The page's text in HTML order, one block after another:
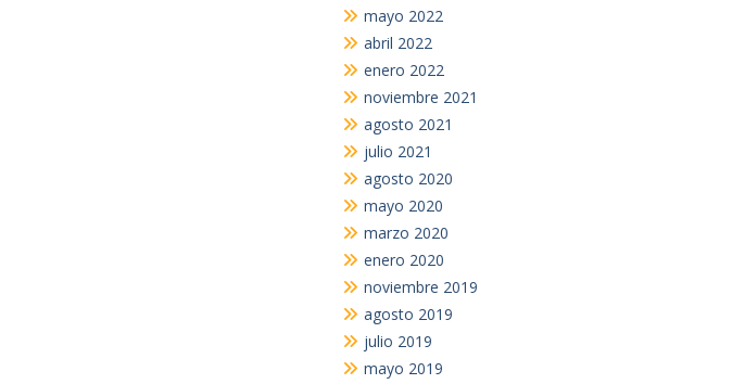
mayo 2022
abril 2022
enero 2022
noviembre 2021
agosto 2021
julio 2021
agosto 2020
mayo 2020
marzo 2020
enero 2020
noviembre 2019
agosto 2019
julio 2019
mayo 2019